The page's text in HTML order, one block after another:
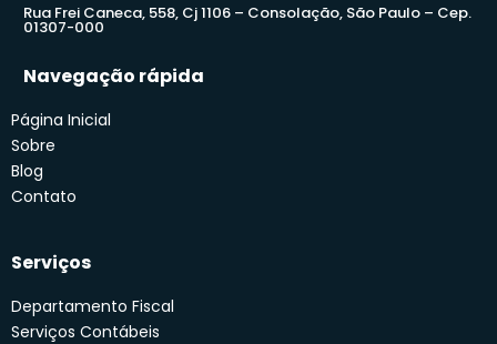
Rua Frei Caneca, 558, Cj 1106 – Consolação, São Paulo – Cep.
01307-000
Navegação rápida
Página Inicial
Sobre
Blog
Contato
Serviços
Departamento Fiscal
Serviços Contábeis